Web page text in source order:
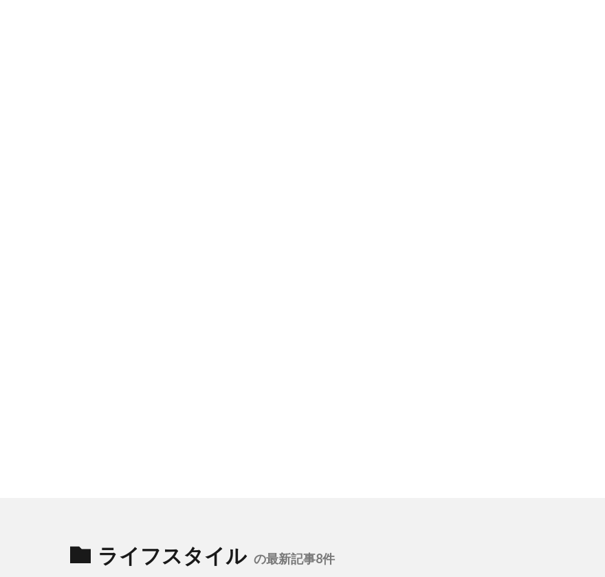
ライフスタイル の最新記事8件